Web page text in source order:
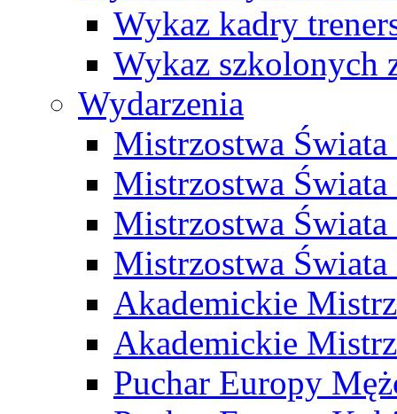
Wykaz kadry
Wykaz szkolonych
Wydarzenia
Mistrzostwa
Mistrzostwa
Mistrzostwa
Mistrzostwa
Akademickie
Akademickie
Puchar Europy